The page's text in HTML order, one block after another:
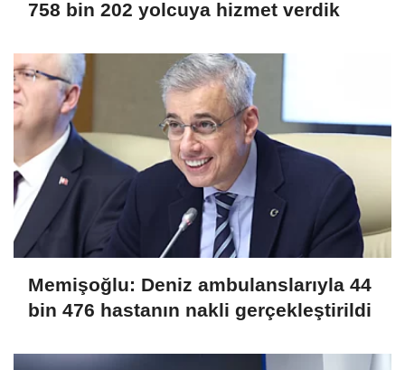
758 bin 202 yolcuya hizmet verdik
Memişoğlu: Deniz ambulanslarıyla 44
bin 476 hastanın nakli gerçekleştirildi